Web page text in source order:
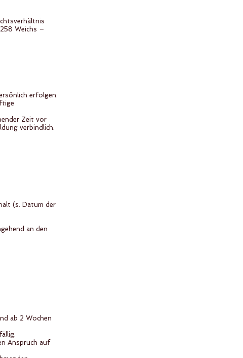
Weichs –
erfolgen.
Zeit vor
verbindlich.
(s. Datum der
an den
ab 2 Wochen
Anspruch auf